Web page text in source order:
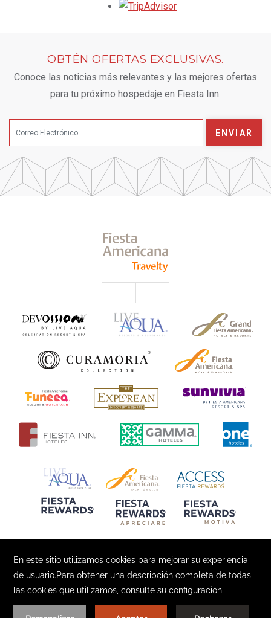
OBTÉN OFERTAS EXCLUSIVAS.
Conoce las noticias más relevantes y las mejores ofertas
para tu próximo hospedaje en Fiesta Inn.
ENVIAR